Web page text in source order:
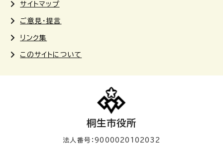
サイトマップ
ご意見・提言
リンク集
このサイトについて
桐生市役所
法人番号：9000020102032